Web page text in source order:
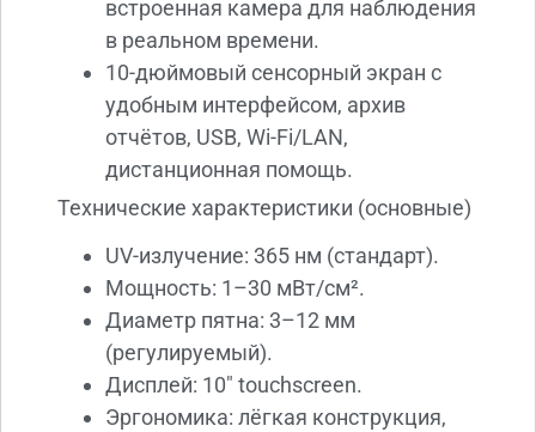
встроенная камера для наблюдения
в реальном времени.
10-дюймовый сенсорный экран с
удобным интерфейсом, архив
отчётов, USB, Wi-Fi/LAN,
дистанционная помощь.
Технические характеристики (основные)
UV-излучение: 365 нм (стандарт).
Мощность: 1–30 мВт/см².
Диаметр пятна: 3–12 мм
(регулируемый).
Дисплей: 10″ touchscreen.
Эргономика: лёгкая конструкция,